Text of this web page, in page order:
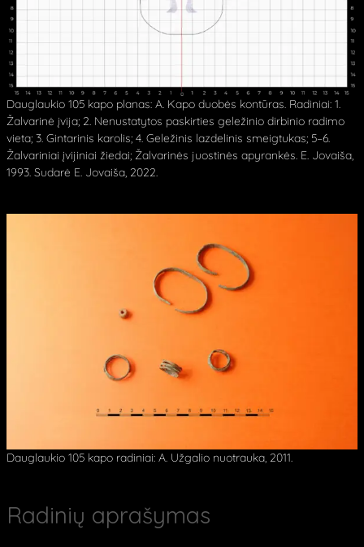
Dauglaukio 105 kapo planas: A. Kapo duobės kontūras. Radiniai: 1.
Žalvarinė įvija; 2. Nenustatytos paskirties geležinio dirbinio radimo
vieta; 3. Gintarinis karolis; 4. Geležinis lazdelinis smeigtukas; 5–6.
Žalvariniai įvijiniai žiedai; Žalvarinės juostinės apyrankės. E. Jovaiša,
1993. Sudarė E. Jovaiša, 2022.
Dauglaukio 105 kapo radiniai: A. Užgalio nuotrauka, 2011.
Radinių aprašymas